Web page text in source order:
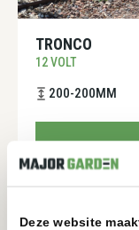
Deze website
TRONCO
12 VOLT
200-200MM